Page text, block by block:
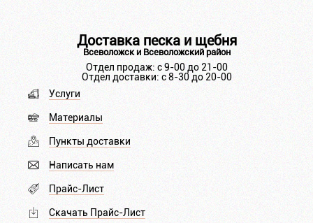
Доставка песка и щебня
Всеволожск и Всеволожский район
Отдел продаж: с 9-00 до 21-00
Отдел доставки: с 8-30 до 20-00
Услуги
Материалы
Пункты доставки
Написать нам
Прайс-Лист
Скачать Прайс-Лист